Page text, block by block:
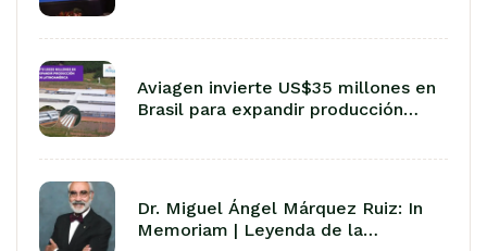
Aviagen invierte US$35 millones en
Brasil para expandir producción
Dr. Miguel Ángel Márquez Ruiz: In
Memoriam | Leyenda de la